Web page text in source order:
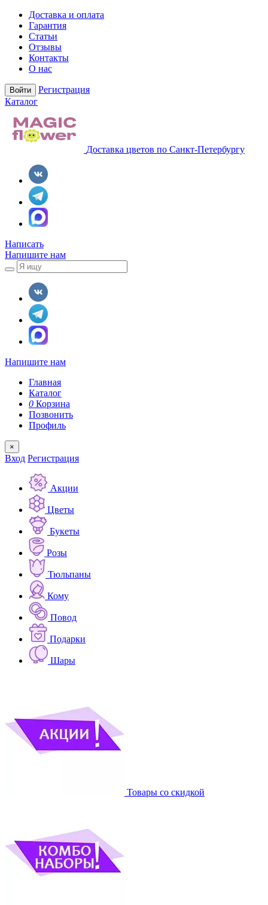
Доставка и оплата
Гарантия
Статьи
Отзывы
Контакты
О нас
Войти
Регистрация
Каталог
Доставка цветов по Санкт-Петербургу
Написать
Напишите нам
Напишите нам
Главная
Каталог
0 Корзина
Позвонить
Профиль
×
Вход Регистрация
Акции
Цветы
Букеты
Розы
Тюльпаны
Кому
Повод
Подарки
Шары
Товары со скидкой